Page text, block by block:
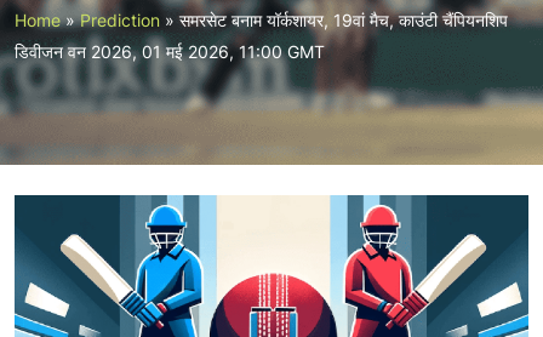
Home»Prediction »समरसेट बनाम यॉर्कशायर, 19वां मैच, काउंटी चैंपियनशिप
डिवीजन वन 2026, 01 मई 2026, 11:00 GMT